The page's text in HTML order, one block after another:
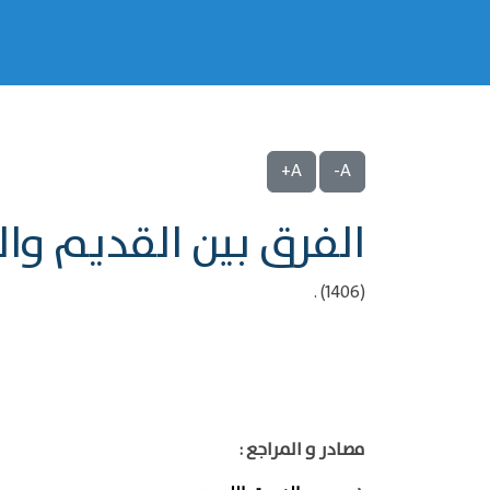
A-
A+
الفرق بين القديم
(1406) .
مصادر و المراجع :